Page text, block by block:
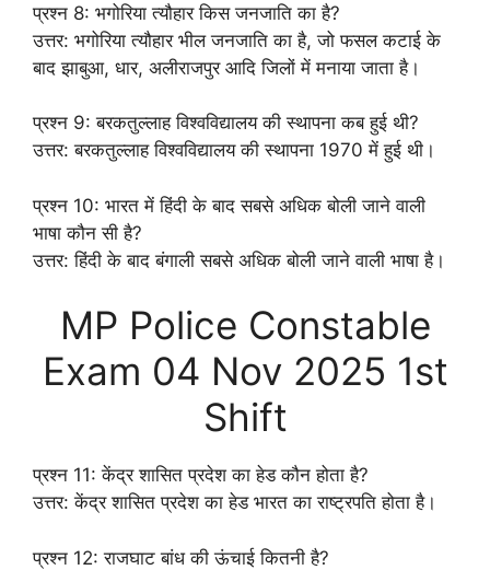
प्रश्न 8: भगोरिया त्यौहार किस जनजाति का है?
उत्तर: भगोरिया त्यौहार भील जनजाति का है, जो फसल कटाई के
बाद झाबुआ, धार, अलीराजपुर आदि जिलों में मनाया जाता है।
प्रश्न 9: बरकतुल्लाह विश्वविद्यालय की स्थापना कब हुई थी?
उत्तर: बरकतुल्लाह विश्वविद्यालय की स्थापना 1970 में हुई थी।
प्रश्न 10: भारत में हिंदी के बाद सबसे अधिक बोली जाने वाली
भाषा कौन सी है?
उत्तर: हिंदी के बाद बंगाली सबसे अधिक बोली जाने वाली भाषा है।
MP Police Constable
Exam 04 Nov 2025 1st
Shift
प्रश्न 11: केंद्र शासित प्रदेश का हेड कौन होता है?
उत्तर: केंद्र शासित प्रदेश का हेड भारत का राष्ट्रपति होता है।
प्रश्न 12: राजघाट बांध की ऊंचाई कितनी है?